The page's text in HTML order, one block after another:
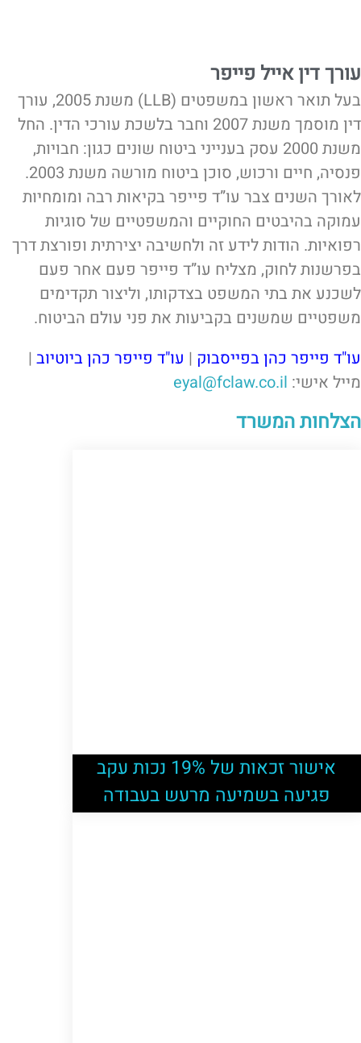
עורך דין אייל פייפר
בעל תואר ראשון במשפטים (LLB) משנת 2005, עורך
דין מוסמך משנת 2007 וחבר בלשכת עורכי הדין. החל
משנת 2000 עסק בענייני ביטוח שונים כגון: חבויות,
פנסיה, חיים ורכוש, סוכן ביטוח מורשה משנת 2003.
לאורך השנים צבר עו”ד פייפר בקיאות רבה ומומחיות
עמוקה בהיבטים החוקיים והמשפטיים של סוגיות
רפואיות. הודות לידע זה ולחשיבה יצירתית ופורצת דרך
בפרשנות לחוק, מצליח עו”ד פייפר פעם אחר פעם
לשכנע את בתי המשפט בצדקותו, וליצור תקדימים
משפטיים שמשנים בקביעות את פני עולם הביטוח.
עו"ד פייפר כהן בפייסבוק | עו"ד פייפר כהן ביוטיוב |
מייל אישי: eyal@fclaw.co.il
הצלחות המשרד
אישור זכאות של 19% נכות עקב
פגיעה בשמיעה מרעש בעבודה